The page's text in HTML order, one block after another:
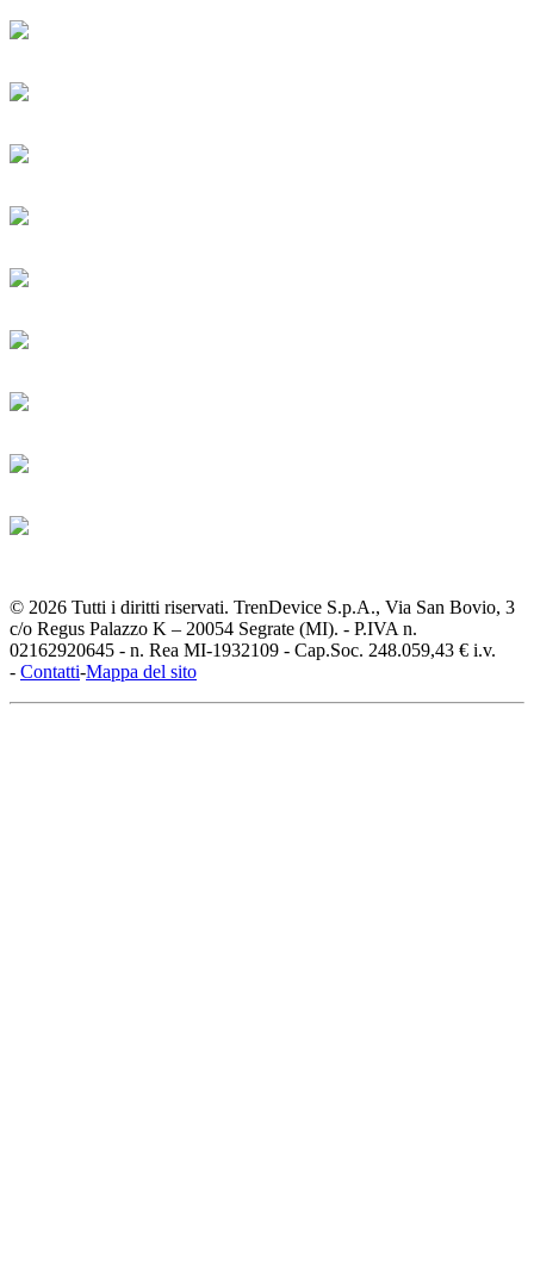
© 2026 Tutti i diritti riservati. TrenDevice S.p.A., Via San Bovio, 3
c/o Regus Palazzo K – 20054 Segrate (MI). - P.IVA n.
02162920645 - n. Rea MI-1932109 - Cap.Soc. 248.059,43 € i.v.
- Contatti-Mappa del sito